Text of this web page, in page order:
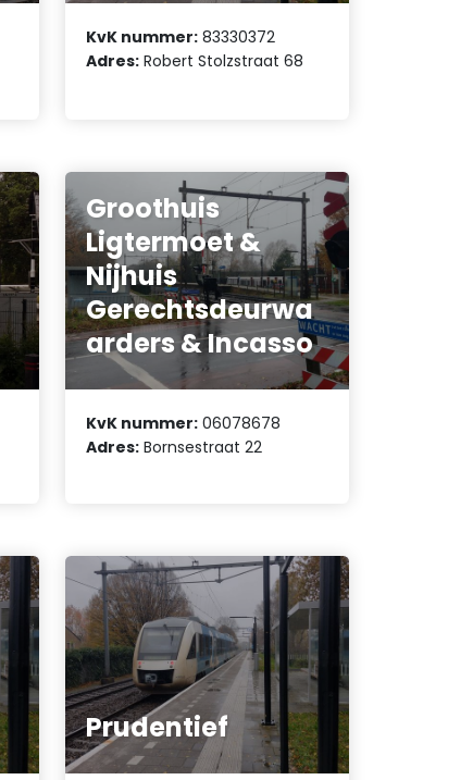
KvK nummer: 83330372
Adres: Robert Stolzstraat 68
Groothuis
Ligtermoet &
Nijhuis
Gerechtsdeurwa
arders & Incasso
KvK nummer: 06078678
Adres: Bornsestraat 22
Prudentief